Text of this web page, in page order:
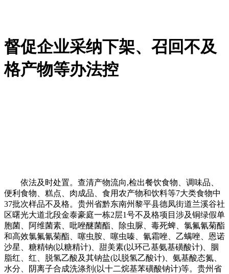
督促企业采纳下架、召回不及
格产物等办法控
依法及时处置。查清产物流向,检出餐饮食物、调味品、
便利食物、糕点、肉成品、食用农产物和饮料等7大类食物中
37批次样品不及格。贵州省黔东南州黎平县德凤街道兰溪谷社
区曙光大道北段金泰豪庭一栋2层1号不及格项目涉及铜绿假单
胞菌、阿维菌素、吡唑醚菌酯、除虫脲、毒死蜱、氯氟氰菊酯
和高效氯氟氰菊酯、噻虫胺、噻虫嗪、氰霜唑、乙螨唑、恩诺
沙星、糖精钠(以糖精计)、甜美素(以环己基氨基磺酸计)、胭
脂红、红、脱氢乙酸及其钠盐(以脱氢乙酸计)、氨基酸态氮、
水分、阴离子合成洗涤剂(以十二烷基苯磺酸钠计)等。贵州省